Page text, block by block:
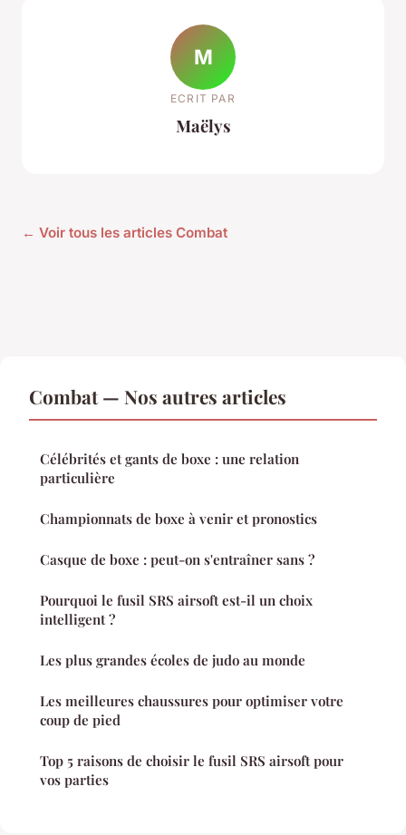
M
ECRIT PAR
Maëlys
← Voir tous les articles Combat
Combat — Nos autres articles
Célébrités et gants de boxe : une relation
particulière
Championnats de boxe à venir et pronostics
Casque de boxe : peut-on s'entraîner sans ?
Pourquoi le fusil SRS airsoft est-il un choix
intelligent ?
Les plus grandes écoles de judo au monde
Les meilleures chaussures pour optimiser votre
coup de pied
Top 5 raisons de choisir le fusil SRS airsoft pour
vos parties